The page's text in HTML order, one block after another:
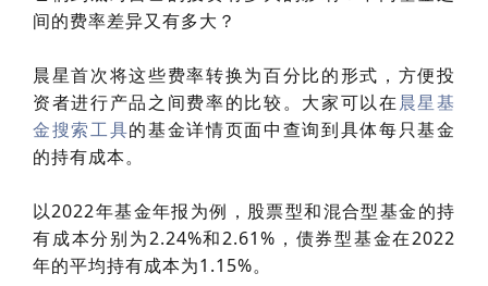
间的费率差异又有多大？
晨星首次将这些费率转换为百分比的形式，方便投
资者进行产品之间费率的比较。大家可以在 晨星基
金搜索工具的基金详情页面中查询到具体每只基金
的持有成本。
以2022年基金年报为例，股票型和混合型基金的持
有成本分别为2.24%和2.61%，债券型基金在2022
年的平均持有成本为1.15%。